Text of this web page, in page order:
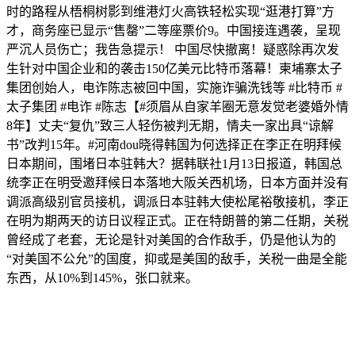
时的路程从梧桐树影到维港灯火高铁轻松实现“逛港打算”方
才，商务座已显示“售罄”二等座票价9。中国接连遇袭，呈现
严沉人员伤亡；我告急提示！ 中国尽快撤离！疑惑除再次发
生针对中国企业和的袭击150亿美元比特币落幕！柬埔寨太子
集团创始人，电诈陈志被回中国，实施诈骗洗钱等 #比特币 #
太子集团 #电诈 #陈志【#须眉从自家羊圈无意发觉老婆婚外情
8年】丈夫“复仇”致三人轻伤被判无期，情夫一家出具“谅解
书”改判15年。#河南dou晓得韩国为何选择正在李正在明拜候
日本期间，围堵日本驻韩大？据韩联社1月13日报道，韩国总
统李正在明受邀拜候日本落地大阪关西机场，日本方面并没有
调派高级别官员接机，调派日本驻韩大使松尾裕敬接机，李正
在明为期两天的访日议程正式。正在特朗普的第二任期，关税
曾经成了老套，无论是针对美国的合作敌手，仍是他认为的
“对美国不公允”的国度，抑或是美国的敌手，关税一曲是全能
东西，从10%到145%，张口就来。